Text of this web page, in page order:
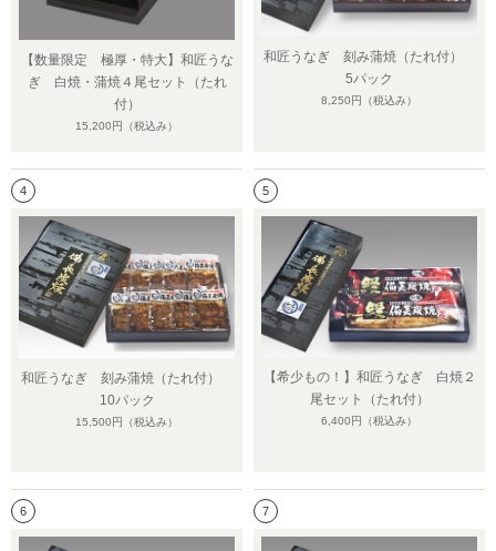
【数量限定 極厚・特大】和匠うな
ぎ 白焼・蒲焼４尾セット（たれ
付）
15,200円 （税込み）
和匠うなぎ 刻み蒲焼（たれ付）
5パック
8,250円 （税込み）
4
和匠うなぎ 刻み蒲焼（たれ付）
10パック
15,500円 （税込み）
5
【希少もの！】和匠うなぎ 白焼２
尾セット（たれ付）
6,400円 （税込み）
6 7